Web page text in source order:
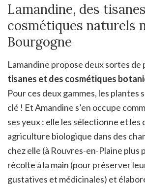
Lamandine, des
cosmétiques naturels
Bourgogne
Lamandine propose deux sortes de
tisanes et des cosmétiques
Pour ces deux gammes, les plantes
clé ! Et Amandine s’en occupe
ses yeux : elle les sélectionne et les
agriculture biologique dans des
chez elle (à Rouvres-en-Plaine plus
récolte à la main (pour préserver
gustatives et médicinales) et